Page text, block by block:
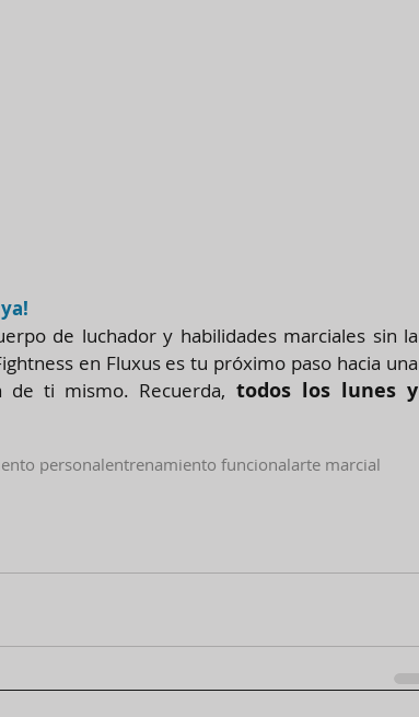
de luchador y habilidades marciales sin la
en Fluxus es tu próximo paso hacia una
ti mismo. Recuerda, todos los lunes y
personalentrenamiento funcionalarte marcial